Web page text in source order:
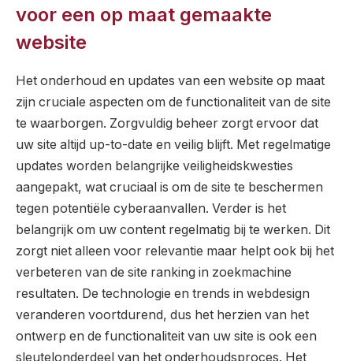
voor een op maat gemaakte
website
Het onderhoud en updates van een website op maat
zijn cruciale aspecten om de functionaliteit van de site
te waarborgen. Zorgvuldig beheer zorgt ervoor dat
uw site altijd up-to-date en veilig blijft. Met regelmatige
updates worden belangrijke veiligheidskwesties
aangepakt, wat cruciaal is om de site te beschermen
tegen potentiële cyberaanvallen. Verder is het
belangrijk om uw content regelmatig bij te werken. Dit
zorgt niet alleen voor relevantie maar helpt ook bij het
verbeteren van de site ranking in zoekmachine
resultaten. De technologie en trends in webdesign
veranderen voortdurend, dus het herzien van het
ontwerp en de functionaliteit van uw site is ook een
sleutelonderdeel van het onderhoudsproces. Het